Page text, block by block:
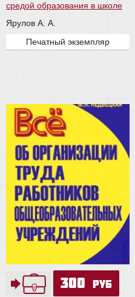
средой образования в школе
Ярулов А. А.
Печатный экземпляр
300 руб